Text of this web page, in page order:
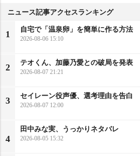
ニュース記事アクセスランキング
1
自宅で「温泉卵」を簡単に作る方法
2026-08-06 15:10
2
テオくん、加藤乃愛との破局を発表
2026-08-07 21:21
3
セイレーン役声優、選考理由を告白
2026-08-07 12:00
4
田中みな実、うっかりネタバレ
2026-08-05 15:32